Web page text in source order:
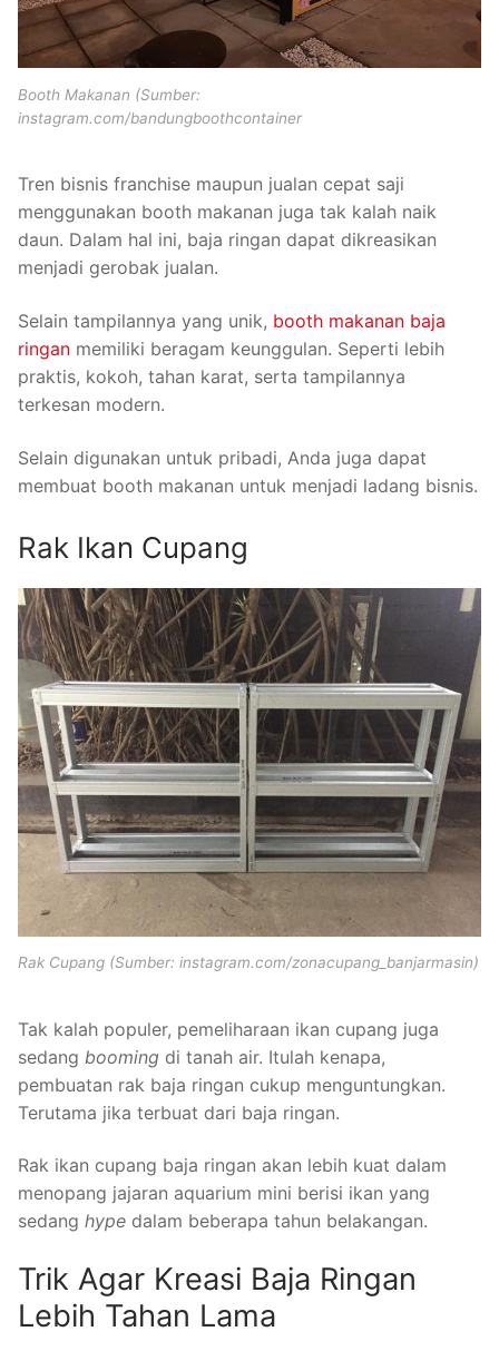
Booth Makanan (Sumber:
instagram.com/bandungboothcontainer
Tren bisnis franchise maupun jualan cepat saji
menggunakan booth makanan juga tak kalah naik
daun. Dalam hal ini, baja ringan dapat dikreasikan
menjadi gerobak jualan.
Selain tampilannya yang unik, booth makanan baja
ringan memiliki beragam keunggulan. Seperti lebih
praktis, kokoh, tahan karat, serta tampilannya
terkesan modern.
Selain digunakan untuk pribadi, Anda juga dapat
membuat booth makanan untuk menjadi ladang bisnis.
Rak Ikan Cupang
Rak Cupang (Sumber: instagram.com/zonacupang_banjarmasin)
Tak kalah populer, pemeliharaan ikan cupang juga
sedang booming di tanah air. Itulah kenapa,
pembuatan rak baja ringan cukup menguntungkan.
Terutama jika terbuat dari baja ringan.
Rak ikan cupang baja ringan akan lebih kuat dalam
menopang jajaran aquarium mini berisi ikan yang
sedang hype dalam beberapa tahun belakangan.
Trik Agar Kreasi Baja Ringan
Lebih Tahan Lama